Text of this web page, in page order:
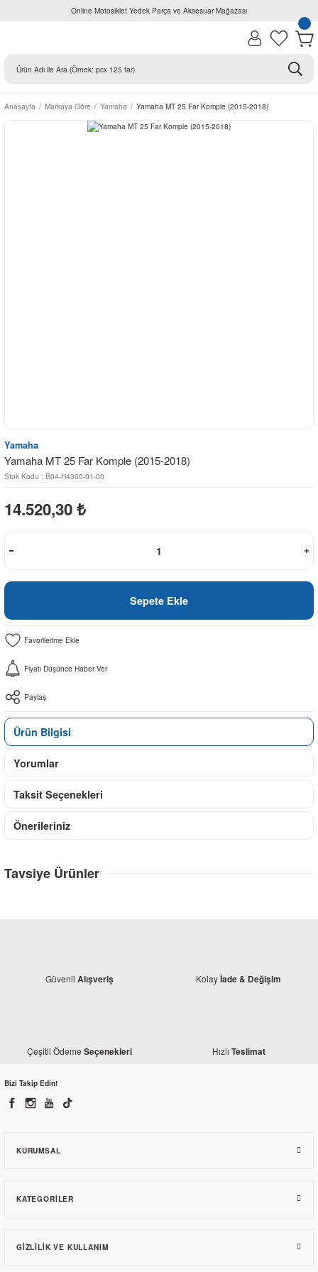
Online Motosiklet Yedek Parça ve Aksesuar Mağazası
Anasayfa Markaya Göre Yamaha Yamaha MT 25 Far Komple (2015-2018)
Yamaha
Yamaha MT 25 Far Komple (2015-2018)
Stok Kodu : B04-H4300-01-00
14.520,30 ₺
Sepete Ekle
Fiyatı Düşünce Haber Ver
Paylaş
Ürün Bilgisi
Yorumlar
Taksit Seçenekleri
Önerileriniz
Tavsiye Ürünler
Yamaha
2.173,82 TL
Güvenli Alışveriş Kolayİade & Değişim
Çeşitli Ödeme Seçenekleri Hızlı Teslimat
Bizi Takip Edin!
KURUMSAL
KATEGORILER
GIZLILIK VE KULLANIM